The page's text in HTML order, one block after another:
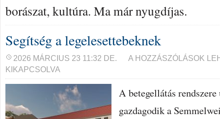
borászat, kultúra. Ma már nyugdíjas.
Segítség a legelesettebeknek
2026 MÁRCIUS 23 11:32 DE.
SEGÍTSÉG
BEJEGYZÉSHEZ
A HOZZÁSZÓLÁSOK
KIKAPCSOLVA
A betegellátás rendszere
gazdagodik a